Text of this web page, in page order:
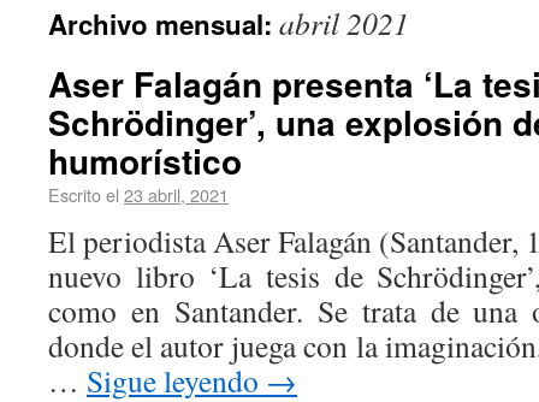
Archivo mensual: abril 2021
Aser Falagán presenta ‘La
Schrödinger’, una explosión
humorístico
Escrito el 23 abril, 2021
El periodista Aser Falagán (Santander,
nuevo libro ‘La tesis de
como en Santander. Se trata de una
donde el autor juega con la
… Sigue leyendo →